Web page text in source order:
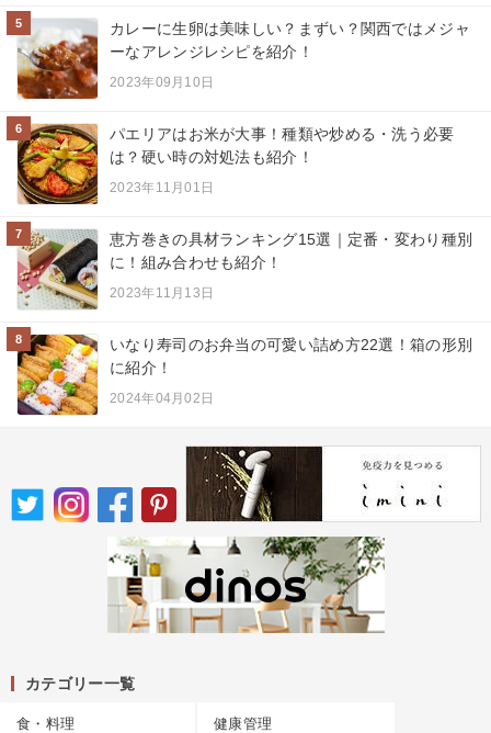
5
カレーに生卵は美味しい？まずい？関西ではメジャ
ーなアレンジレシピを紹介！
2023年09月10日
6
パエリアはお米が大事！種類や炒める・洗う必要
は？硬い時の対処法も紹介！
2023年11月01日
7
恵方巻きの具材ランキング15選｜定番・変わり種別
に！組み合わせも紹介！
2023年11月13日
8
いなり寿司のお弁当の可愛い詰め方22選！箱の形別
に紹介！
2024年04月02日
カテゴリー一覧
食・料理 健康管理